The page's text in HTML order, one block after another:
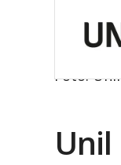
Foto: Unil
Unil